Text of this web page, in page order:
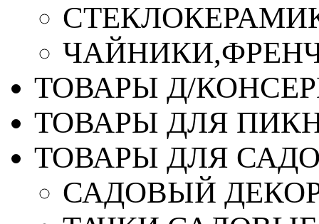
ТОВАРЫ Д/
ТОВАРЫ ДЛЯ
ТОВАРЫ ДЛЯ
САДОВЫЙ